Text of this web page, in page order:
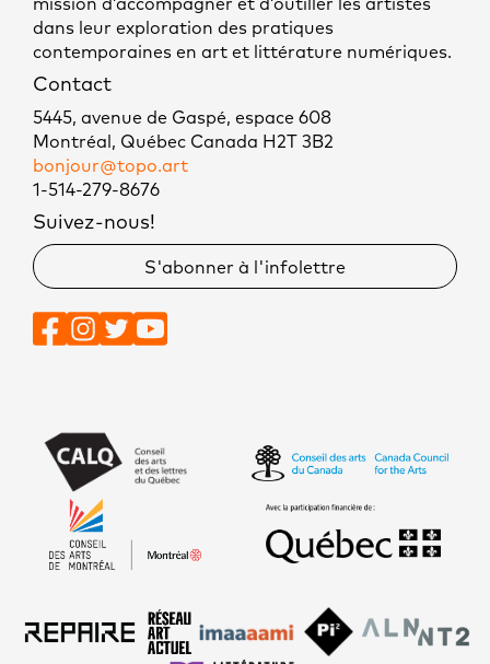
mission d’accompagner et d’outiller les artistes
dans leur exploration des pratiques
contemporaines en art et littérature numériques.
Contact
5445, avenue de Gaspé, espace 608
Montréal, Québec Canada H2T 3B2
bonjour@topo.art
1-514-279-8676
Suivez-nous!
S'abonner à l'infolettre